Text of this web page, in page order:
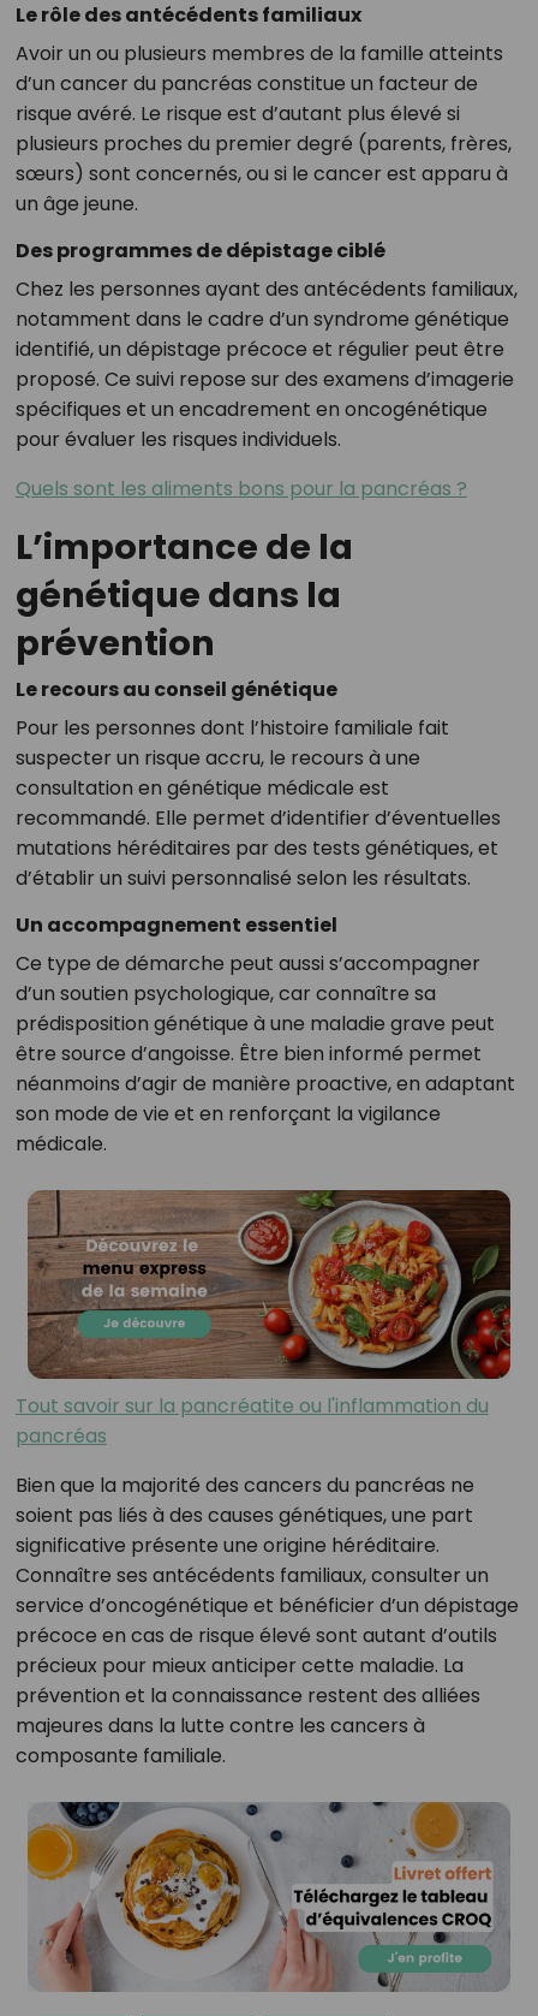
Le rôle des antécédents familiaux
Avoir un ou plusieurs membres de la famille atteints
d’un cancer du pancréas constitue un facteur de
risque avéré. Le risque est d’autant plus élevé si
plusieurs proches du premier degré (parents, frères,
sœurs) sont concernés, ou si le cancer est apparu à
un âge jeune.
Des programmes de dépistage ciblé
Chez les personnes ayant des antécédents familiaux,
notamment dans le cadre d’un syndrome génétique
identifié, un dépistage précoce et régulier peut être
proposé. Ce suivi repose sur des examens d’imagerie
spécifiques et un encadrement en oncogénétique
pour évaluer les risques individuels.
Quels sont les aliments bons pour la pancréas ?
L’importance de la
génétique dans la
prévention
Le recours au conseil génétique
Pour les personnes dont l’histoire familiale fait
suspecter un risque accru, le recours à une
consultation en génétique médicale est
recommandé. Elle permet d’identifier d’éventuelles
mutations héréditaires par des tests génétiques, et
d’établir un suivi personnalisé selon les résultats.
Un accompagnement essentiel
Ce type de démarche peut aussi s’accompagner
d’un soutien psychologique, car connaître sa
prédisposition génétique à une maladie grave peut
être source d’angoisse. Être bien informé permet
néanmoins d’agir de manière proactive, en adaptant
son mode de vie et en renforçant la vigilance
médicale.
Tout savoir sur la pancréatite ou l'inflammation du
pancréas
Bien que la majorité des cancers du pancréas ne
soient pas liés à des causes génétiques, une part
significative présente une origine héréditaire.
Connaître ses antécédents familiaux, consulter un
service d’oncogénétique et bénéficier d’un dépistage
précoce en cas de risque élevé sont autant d’outils
précieux pour mieux anticiper cette maladie. La
prévention et la connaissance restent des alliées
majeures dans la lutte contre les cancers à
composante familiale.